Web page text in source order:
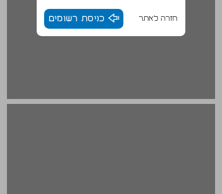
חזרה לאתר כניסת רשומים